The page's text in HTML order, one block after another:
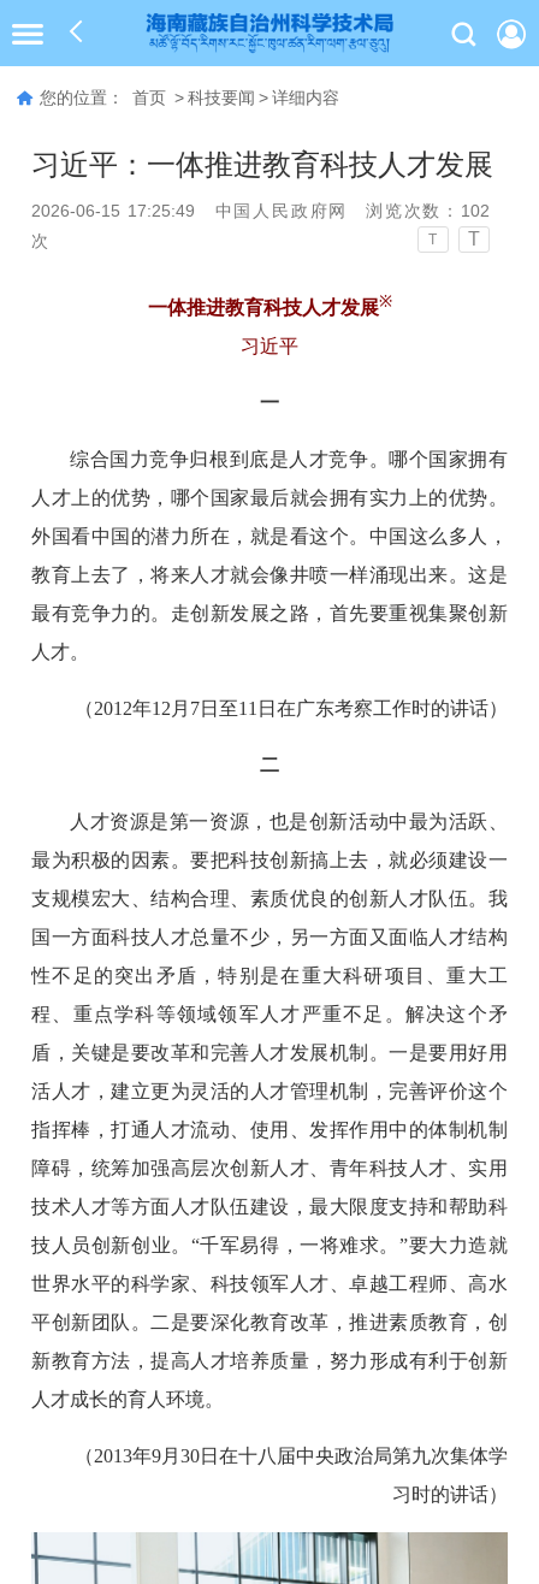
您的位置： 首页 > 科技要闻 > 详细内容
习近平：一体推进教育科技人才发展
2026-06-15 17:25:49 中国人民政府网 浏览次数： 102
次
T T
一体推进教育科技人才发展※
习近平
一
综合国力竞争归根到底是人才竞争。哪个国家拥有
人才上的优势，哪个国家最后就会拥有实力上的优势。
外国看中国的潜力所在，就是看这个。中国这么多人，
教育上去了，将来人才就会像井喷一样涌现出来。这是
最有竞争力的。走创新发展之路，首先要重视集聚创新
人才。
（2012年12月7日至11日在广东考察工作时的讲话）
二
人才资源是第一资源，也是创新活动中最为活跃、
最为积极的因素。要把科技创新搞上去，就必须建设一
支规模宏大、结构合理、素质优良的创新人才队伍。我
国一方面科技人才总量不少，另一方面又面临人才结构
性不足的突出矛盾，特别是在重大科研项目、重大工
程、重点学科等领域领军人才严重不足。解决这个矛
盾，关键是要改革和完善人才发展机制。一是要用好用
活人才，建立更为灵活的人才管理机制，完善评价这个
指挥棒，打通人才流动、使用、发挥作用中的体制机制
障碍，统筹加强高层次创新人才、青年科技人才、实用
技术人才等方面人才队伍建设，最大限度支持和帮助科
技人员创新创业。“千军易得，一将难求。”要大力造就
世界水平的科学家、科技领军人才、卓越工程师、高水
平创新团队。二是要深化教育改革，推进素质教育，创
新教育方法，提高人才培养质量，努力形成有利于创新
人才成长的育人环境。
（2013年9月30日在十八届中央政治局第九次集体学
习时的讲话）